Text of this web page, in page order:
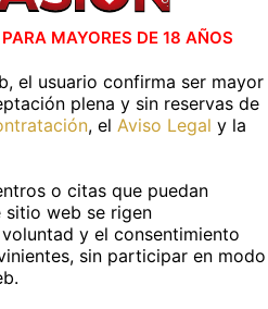
MAYORES DE 18 AÑOS
el usuario confirma ser mayor
plena y sin reservas de
, el Aviso Legal y la
o citas que puedan
sitio web se rigen
y el consentimiento
sin participar en modo